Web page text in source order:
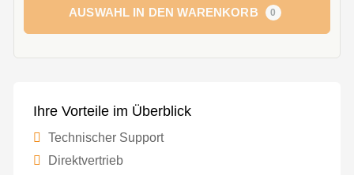
AUSWAHL IN DEN WARENKORB 0
Ihre Vorteile im Überblick
Technischer Support
Direktvertrieb